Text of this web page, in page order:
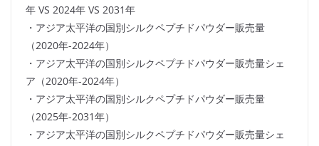
年 VS 2024年 VS 2031年
・アジア太平洋の国別シルクペプチドパウダー販売量
（2020年-2024年）
・アジア太平洋の国別シルクペプチドパウダー販売量シェ
ア（2020年-2024年）
・アジア太平洋の国別シルクペプチドパウダー販売量
（2025年-2031年）
・アジア太平洋の国別シルクペプチドパウダー販売量シェ